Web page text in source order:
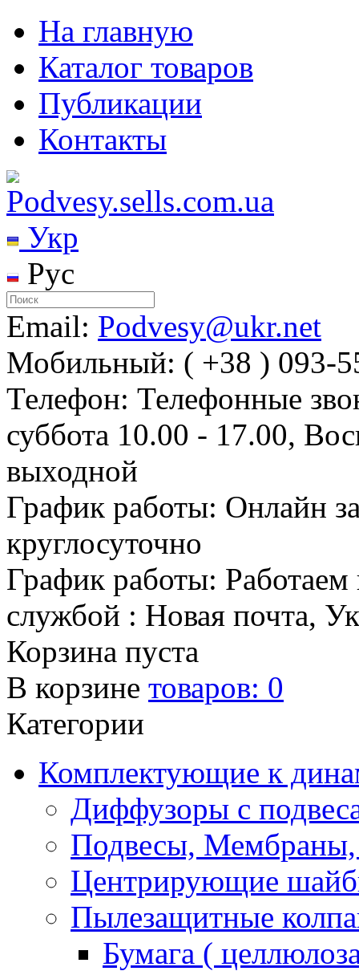
На главную
Каталог товаров
Публикации
Контакты
Укр
Рус
Email: Podvesy@ukr.net
Мобильный: ( +38 ) 093-
Телефон: Телефонные
суббота 10.00 - 17.00,
выходной
График работы: Онлайн
круглосуточно
График работы: Работаем
службой : Новая почта,
Корзина пуста
В корзине товаров: 0
Категории
Комплектующие к
Диффузоры с
Подвесы,
Центрирующие
Пылезащитные
Бумага (